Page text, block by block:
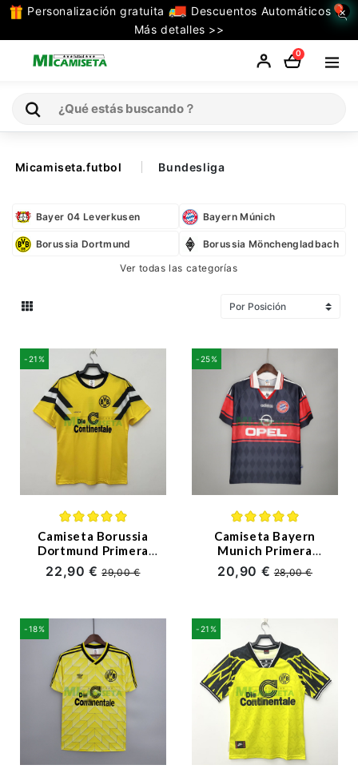
Personalización gratuita
Descuentos Automáticos
Más detalles >>
×
0
TODAS
LAS
CATEGORIAS
Retro
Ligue 1
Serie A
Premier League
Bundesliga
Otras Ligas
Niño
Ropa de Entrenamiento
Jugadores
Micamiseta.futbol Bundesliga
Bayer 04 Leverkusen Bayern Múnich
Borussia Dortmund Borussia Mönchengladbach
Ver todas las categorías
-21%
(3)
Camiseta Borussia
Dortmund Primera
Equipación Retro
1989
22,90 €29,00 €
-25%
(7)
Camiseta Bayern
Munich Primera
Equipación Retro
1997/99
20,90 €28,00 €
-18% -21%